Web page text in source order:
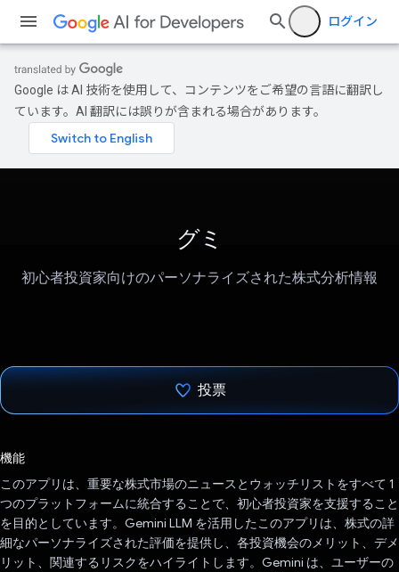
ログイン
Google は AI 技術を使用して、コンテンツをご希望の言語に翻訳し
ています。AI 翻訳には誤りが含まれる場合があります。
グミ
初心者投資家向けのパーソナライズされた株式分析情報
投票
機能
このアプリは、重要な株式市場のニュースとウォッチリストをすべて 1
つのプラットフォームに統合することで、初心者投資家を支援すること
を目的としています。Gemini LLM を活用したこのアプリは、株式の詳
細なパーソナライズされた評価を提供し、各投資機会のメリット、デメ
リット、関連するリスクをハイライトします。Gemini は、ユーザーの